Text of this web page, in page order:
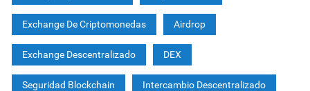
Exchange De Criptomonedas Airdrop
Exchange Descentralizado DEX
Seguridad Blockchain Intercambio Descentralizado